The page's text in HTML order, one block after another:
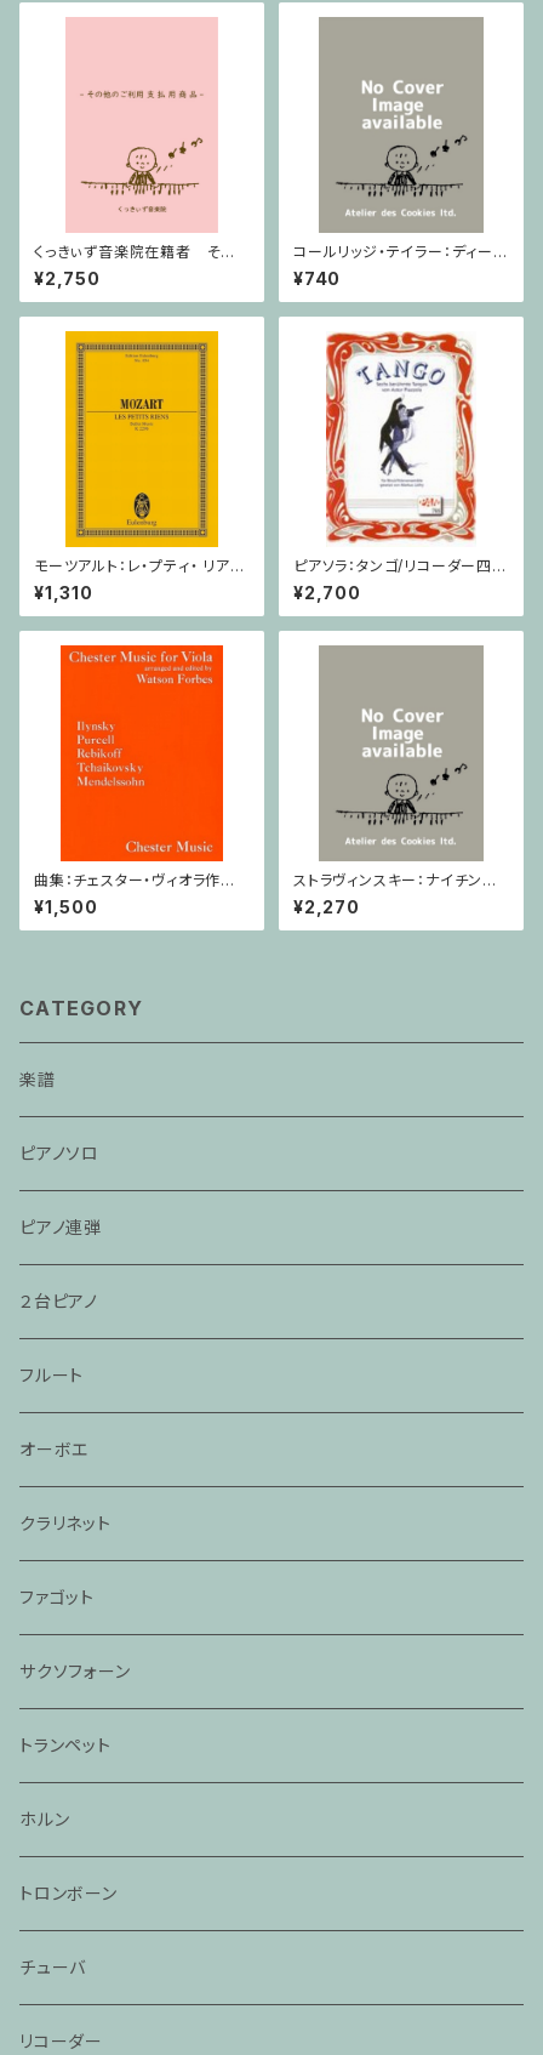
くっきぃず音楽院在籍者 その
他のご利用支払用商品 おば
けのぼうけん１巻
¥2,750
コールリッジ・テイラー：ディープ
リバー Op.59,No.10 / ヴァイオ
リン・ピアノ
¥740
モーツアルト：レ・プティ・ リア
ン/ミニチュアスコア
¥1,310
ピアソラ：タンゴ/リコーダー四重
奏
¥2,700
曲集：チェスター・ヴィオラ作品
集 / ヴィオラ・ピアノ
¥1,500
ストラヴィンスキー：ナイチンゲ
ールの歌・中国の行進曲 / ヴァ
イオリン・ピアノ
¥2,270
CATEGORY
楽譜
ピアノソロ
ピアノ連弾
２台ピアノ
フルート
オーボエ
クラリネット
ファゴット
サクソフォーン
トランペット
ホルン
トロンボーン
チューバ
リコーダー